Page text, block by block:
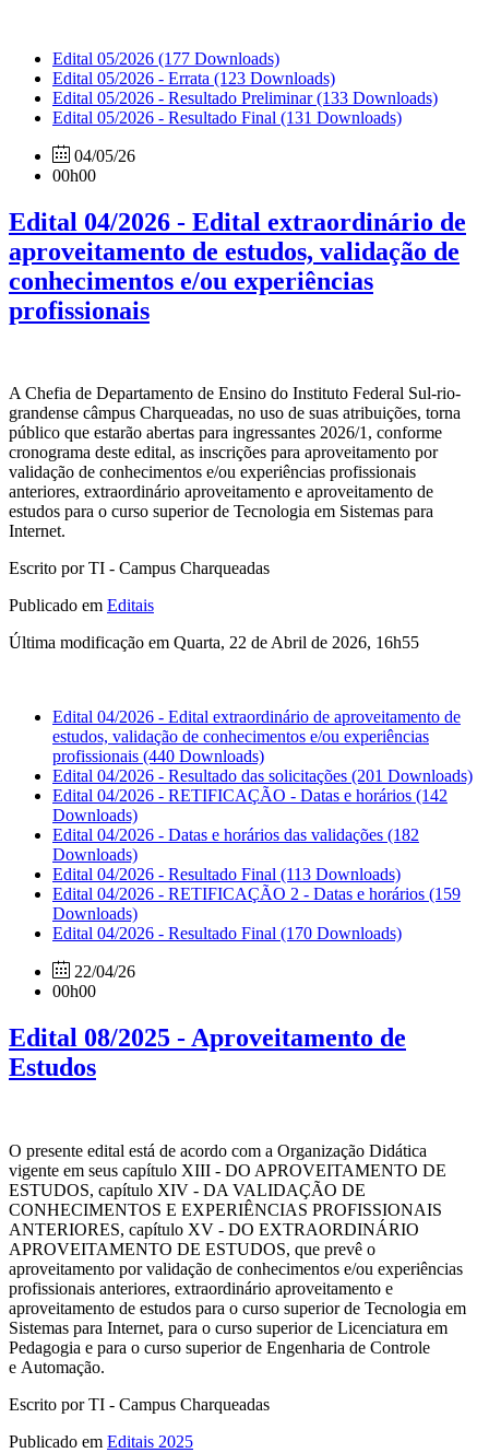
Edital 05/2026 (177 Downloads)
Edital 05/2026 - Errata (123 Downloads)
Edital 05/2026 - Resultado Preliminar(133 Downloads)
Edital 05/2026 - Resultado Final (131 Downloads)
04/05/26
00h00
Edital 04/2026 - Edital extraordinário de
aproveitamento de estudos, validação de
conhecimentos e/ou experiências
profissionais
A Chefia de Departamento de Ensino do Instituto Federal Sul-rio-
grandense câmpus Charqueadas, no uso de suas atribuições, torna
público que estarão abertas para ingressantes 2026/1, conforme
cronograma deste edital, as inscrições para aproveitamento por
validação de conhecimentos e/ou experiências profissionais
anteriores, extraordinário aproveitamento e aproveitamento de
estudos para o curso superior de Tecnologia em Sistemas para
Internet.
Escrito por TI - Campus Charqueadas
Publicado em Editais
Última modificação em Quarta, 22 de Abril de 2026, 16h55
Edital 04/2026 - Edital extraordinário de aproveitamento de
estudos, validação de conhecimentos e/ou experiências
profissionais (440 Downloads)
Edital 04/2026 - Resultado das solicitações (201 Downloads)
Edital 04/2026 - RETIFICAÇÃO - Datas e horários (142
Downloads)
Edital 04/2026 - Datas e horários das validações (182
Downloads)
Edital 04/2026 - Resultado Final (113 Downloads)
Edital 04/2026 - RETIFICAÇÃO 2 - Datas e horários (159
Downloads)
Edital 04/2026 - Resultado Final (170 Downloads)
22/04/26
00h00
Edital 08/2025 - Aproveitamento de
Estudos
O presente edital está de acordo com a Organização Didática
vigente em seus capítulo XIII - DO APROVEITAMENTO DE
ESTUDOS, capítulo XIV - DA VALIDAÇÃO DE
CONHECIMENTOS E EXPERIÊNCIAS PROFISSIONAIS
ANTERIORES, capítulo XV - DO EXTRAORDINÁRIO
APROVEITAMENTO DE ESTUDOS, que prevê o
aproveitamento por validação de conhecimentos e/ou experiências
profissionais anteriores, extraordinário aproveitamento e
aproveitamento de estudos para o curso superior de Tecnologia em
Sistemas para Internet, para o curso superior de Licenciatura em
Pedagogia e para o curso superior de Engenharia de Controle
e Automação.
Escrito por TI - Campus Charqueadas
Publicado em Editais 2025